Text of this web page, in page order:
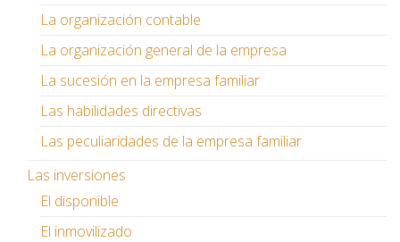
La organización contable
La organización general de la empresa
La sucesión en la empresa familiar
Las habilidades directivas
Las peculiaridades de la empresa familiar
Las inversiones
El disponible
El inmovilizado